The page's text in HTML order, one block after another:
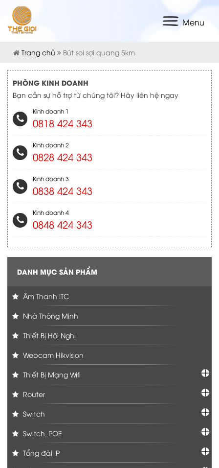
Menu
Trang chủ Bút soi sợi quang 5km
PHÒNG KINH DOANH
Bạn cần sự hỗ trợ từ chúng tôi? Hãy liên hệ ngay
Kinh doanh 1
0818 424 343
Kinh doanh 2
0828 424 343
Kinh doanh 3
0838 424 343
Kinh doanh 4
0848 424 343
DANH MỤC SẢN PHẨM
Âm Thanh ITC
Nhà Thông Minh
Thiết Bị Hôị Nghị
Webcam Hikvision
Thiết Bị Mạng Wifi
Router
Switch
Switch_POE
Tổng đài IP